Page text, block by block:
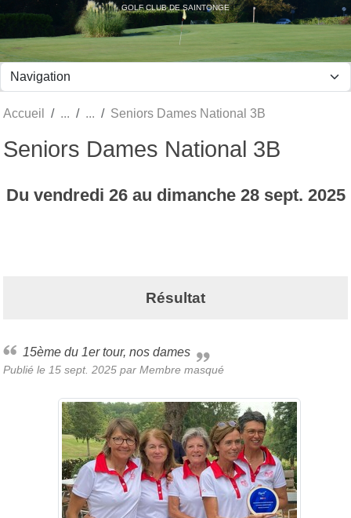
GOLF CLUB DE SAINTONGE
Accueil Seniors Dames National 3B
Seniors Dames National 3B
Du vendredi 26au dimanche 28 sept. 2025
Résultat
15ème du 1er tour, nos dames
Publié le 15 sept. 2025 par Membre masqué
Panneau de gestion des cookies